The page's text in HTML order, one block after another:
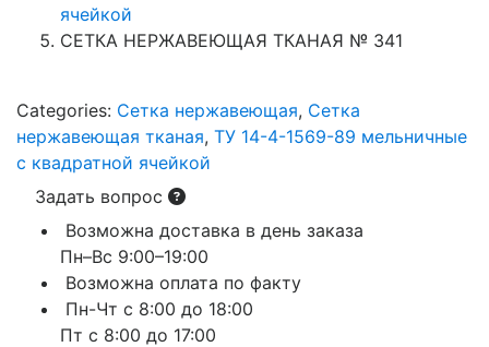
ячейкой
СЕТКА НЕРЖАВЕЮЩАЯ ТКАНАЯ № 341
Categories: Сетка нержавеющая, Сетка
нержавеющая тканая, ТУ 14-4-1569-89 мельничные
с квадратной ячейкой
Задать вопрос
Возможна доставка в день заказа
Пн–Вс 9:00–19:00
Возможна оплата по факту
Пн-Чт с 8:00 до 18:00
Пт с 8:00 до 17:00